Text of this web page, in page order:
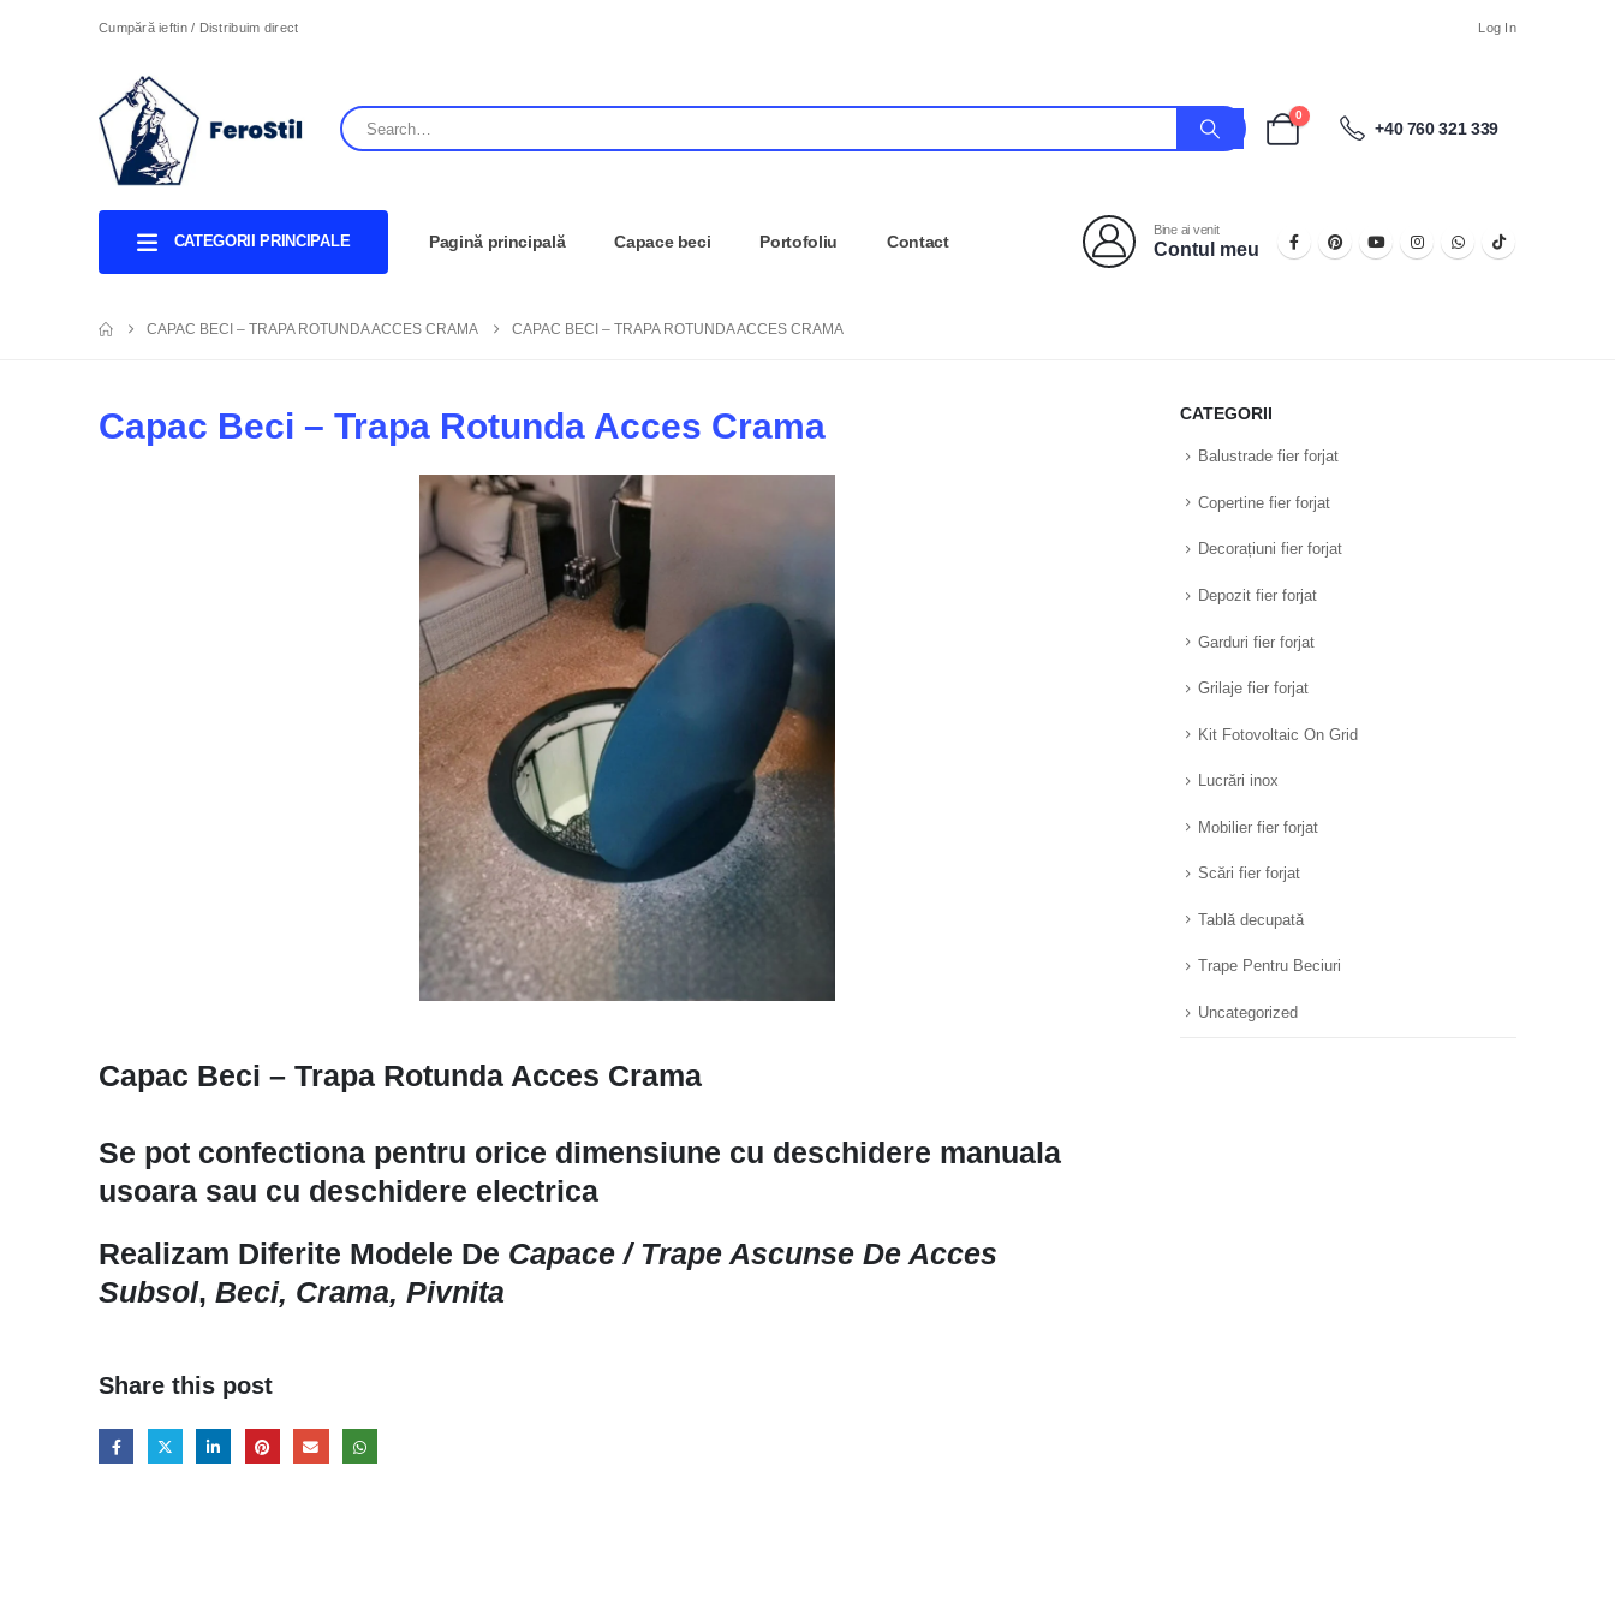
Cumpără ieftin / Distribuim direct Log In
0
+40 760 321 339
CATEGORII PRINCIPALE Pagină principală Capace beci Portofoliu Contact
Bine ai venit
Contul meu
CAPAC BECI – TRAPA ROTUNDA ACCES CRAMA CAPAC BECI – TRAPA ROTUNDA ACCES CRAMA
Capac Beci – Trapa Rotunda Acces Crama
Capac Beci – Trapa Rotunda Acces Crama
Se pot confectiona pentru orice dimensiune cu deschidere manuala
usoara sau cu deschidere electrica
Realizam Diferite Modele De Capace / Trape Ascunse De Acces
Subsol, Beci, Crama, Pivnita
Share this post
CATEGORII
Balustrade fier forjat
Copertine fier forjat
Decorațiuni fier forjat
Depozit fier forjat
Garduri fier forjat
Grilaje fier forjat
Kit Fotovoltaic On Grid
Lucrări inox
Mobilier fier forjat
Scări fier forjat
Tablă decupată
Trape Pentru Beciuri
Uncategorized